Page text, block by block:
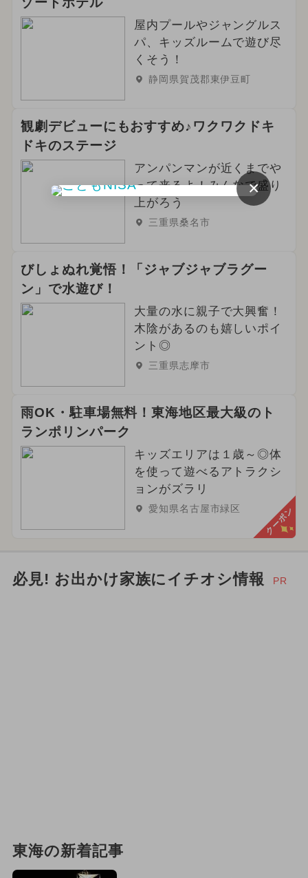
屋内プールやジャングルス
パ、キッズルームで遊び尽
くそう！
静岡県賀茂郡東伊豆町
観劇デビューにもおすすめ♪ワクワクドキ
ドキのステージ
アンパンマンが近くまでや
って来るよ！みんなで盛り
上がろう
三重県桑名市
びしょぬれ覚悟！「ジャブジャブラグー
ン」で水遊び！
大量の水に親子で大興奮！
木陰があるのも嬉しいポイ
ント◎
三重県志摩市
雨OK・駐車場無料！東海地区最大級のト
ランポリンパーク
キッズエリアは１歳～◎体
を使って遊べるアトラクシ
ョンがズラリ
愛知県名古屋市緑区 クーポン
必見! お出かけ家族にイチオシ情報 PR
東海の新着記事
×